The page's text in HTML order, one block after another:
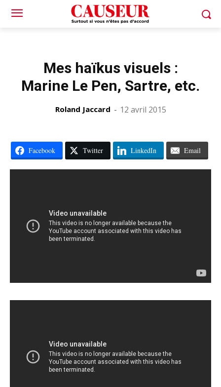
Mes haïkus visuels :
Marine Le Pen, Sartre, etc.
Roland Jaccard - 12 avril 2015
Facebook Twitter LinkedIn Email